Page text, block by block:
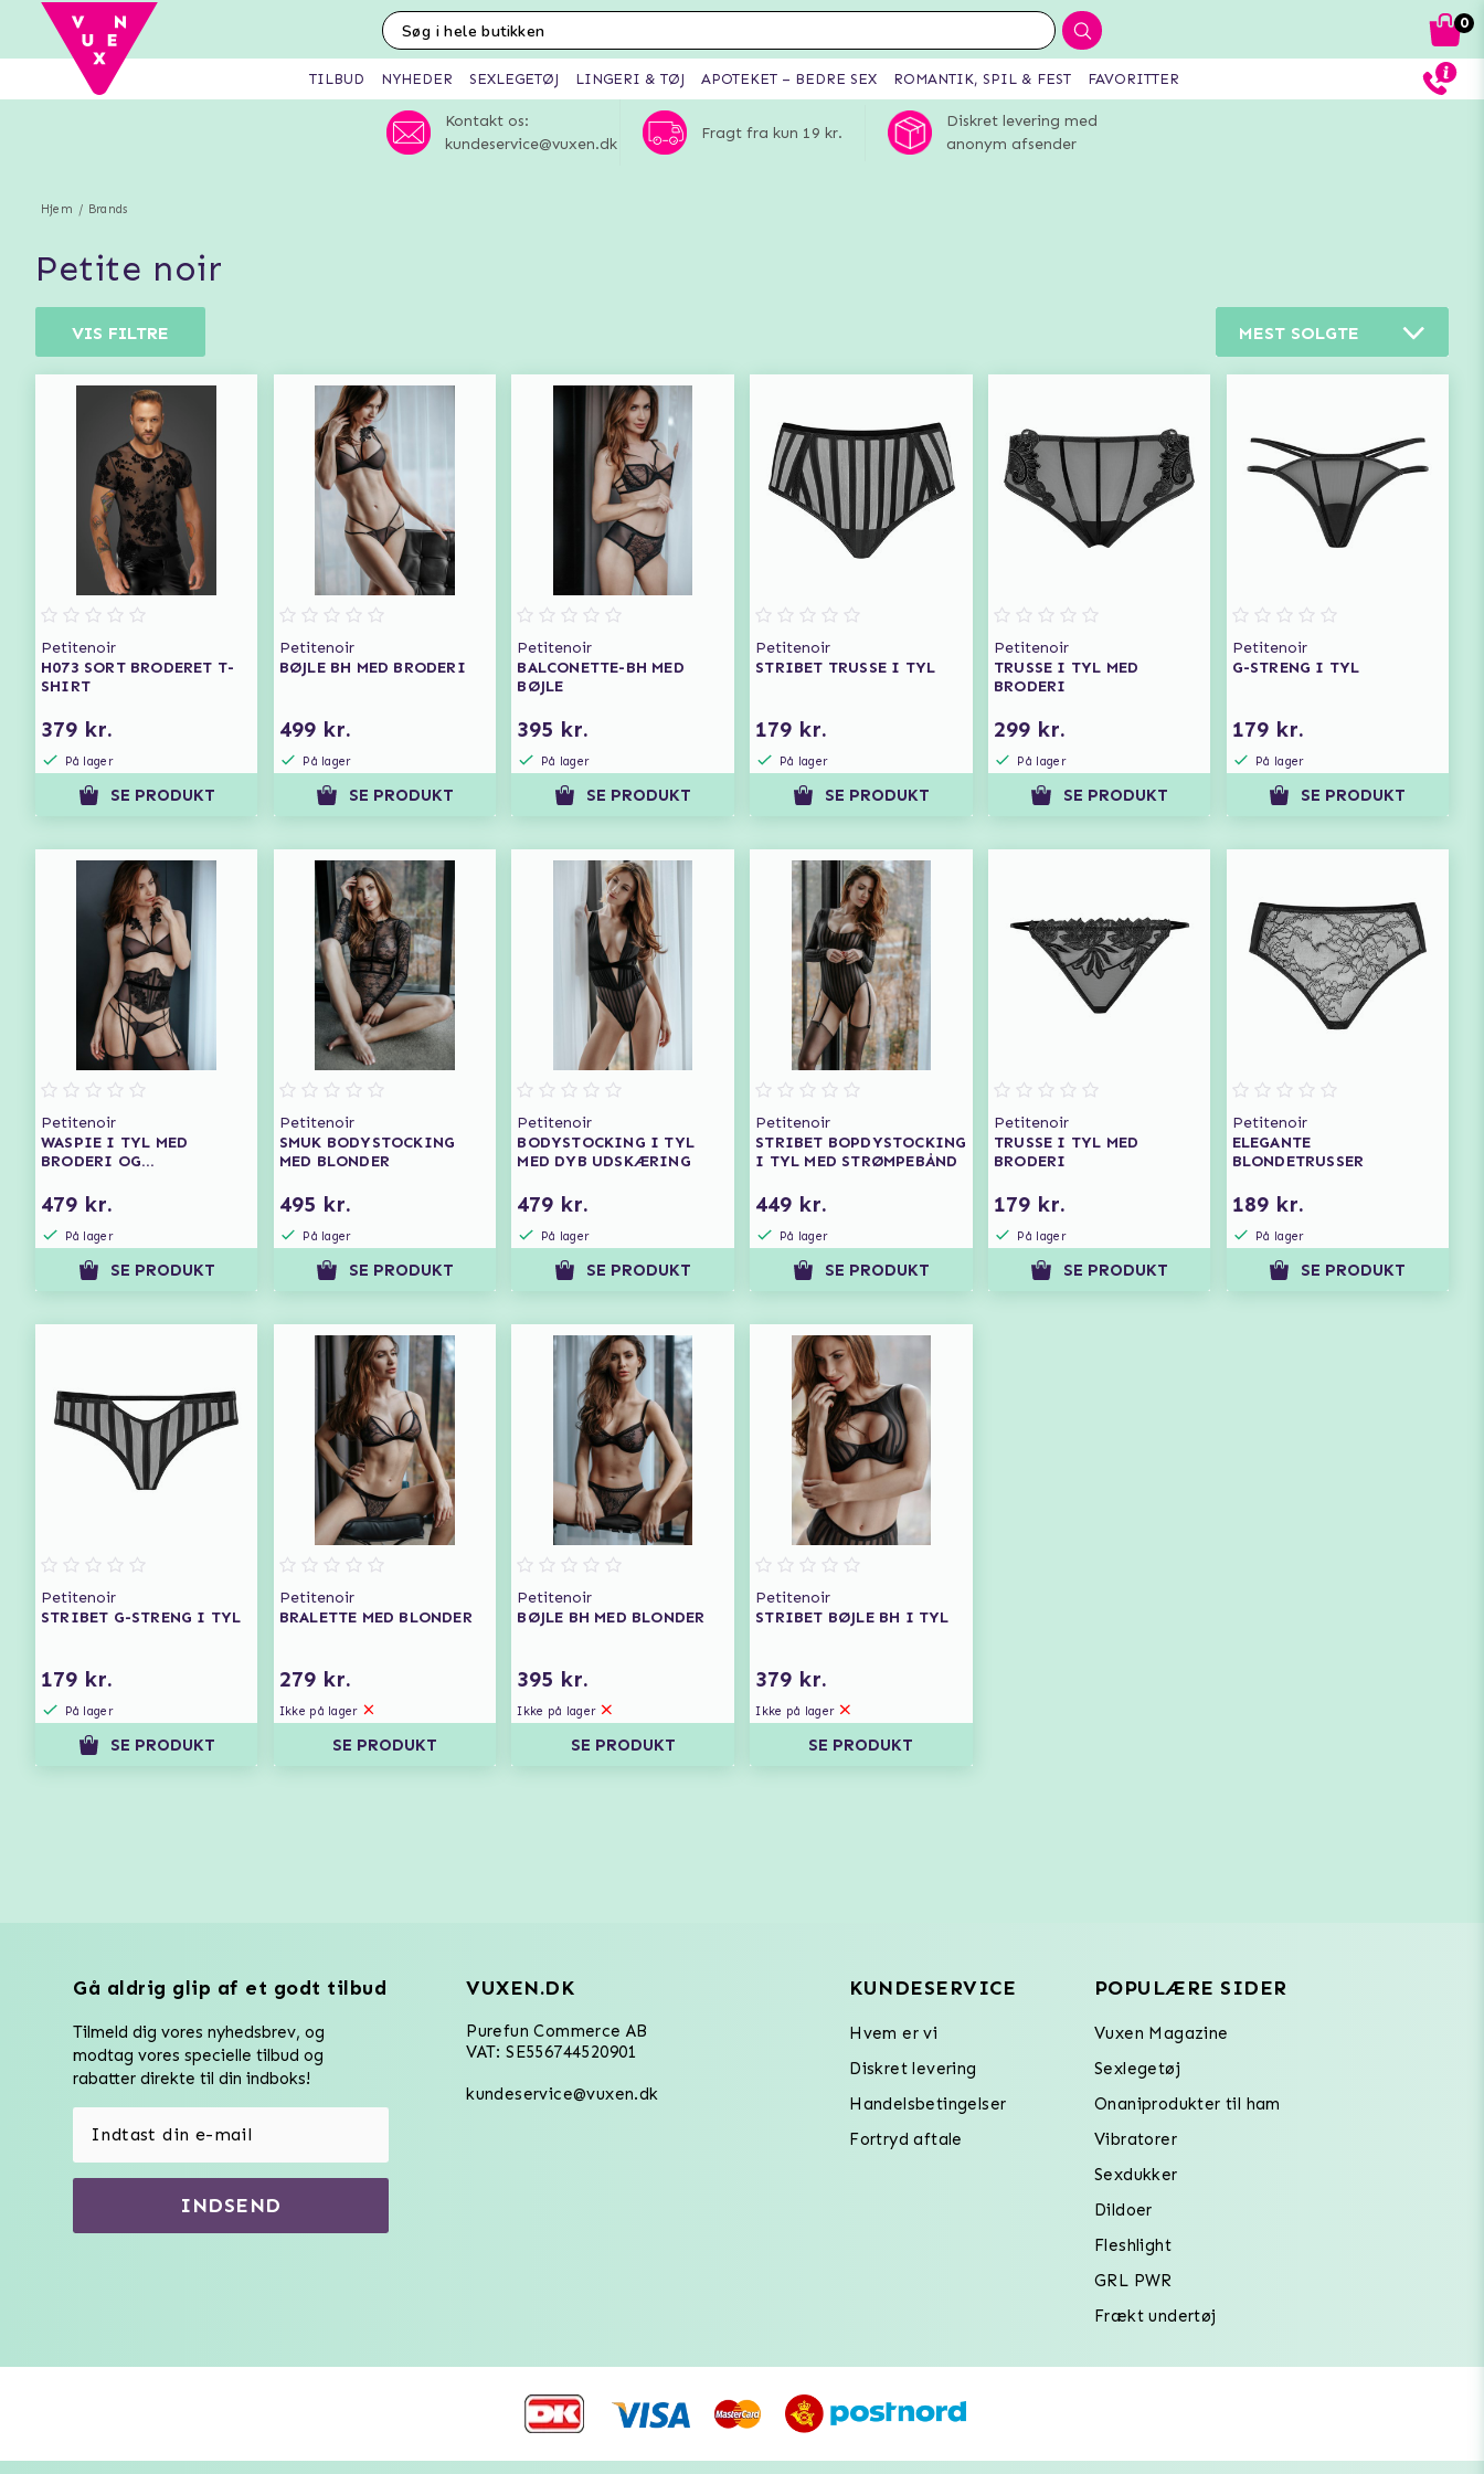
Hjem Brands
petite noir
VIS FILTRE MEST SOLGTE
Petitenoir
H073 SORT BRODERET T-
SHIRT
379 kr.
På lager
SE PRODUKT
Petitenoir
BØJLE BH MED BRODERI
499 kr.
På lager
SE PRODUKT
Petitenoir
BALCONETTE-BH MED
BØJLE
395 kr.
På lager
SE PRODUKT
Petitenoir
STRIBET TRUSSE I TYL
179 kr.
På lager
SE PRODUKT
Petitenoir
TRUSSE I TYL MED
BRODERI
299 kr.
På lager
SE PRODUKT
Petitenoir
G-STRENG I TYL
179 kr.
På lager
SE PRODUKT
Petitenoir
WASPIE I TYL MED
BRODERI OG
479 kr.
På lager
SE PRODUKT
Petitenoir
SMUK BODYSTOCKING
MED BLONDER
495 kr.
På lager
SE PRODUKT
Petitenoir
BODYSTOCKING I TYL
MED DYB UDSKÆRING
479 kr.
På lager
SE PRODUKT
Petitenoir
STRIBET BOPDYSTOCKING
I TYL MED STRØMPEBÅND
449 kr.
På lager
SE PRODUKT
Petitenoir
TRUSSE I TYL MED
BRODERI
179 kr.
På lager
SE PRODUKT
Petitenoir
ELEGANTE
BLONDETRUSSER
189 kr.
På lager
SE PRODUKT
Petitenoir
STRIBET G-STRENG I TYL
179 kr.
På lager
SE PRODUKT
Petitenoir
BRALETTE MED BLONDER
279 kr.
Ikke på lager
SE PRODUKT
Petitenoir
BØJLE BH MED BLONDER
395 kr.
Ikke på lager
SE PRODUKT
Petitenoir
STRIBET BØJLE BH I TYL
379 kr.
Ikke på lager
SE PRODUKT
0
TILBUD NYHEDER SEXLEGETØJ LINGERI & TØJ APOTEKET – BEDRE SEX ROMANTIK, SPIL & FEST FAVORITTER
Kontakt os:
kundeservice@vuxen.dk
Fragt fra kun 19 kr.
Diskret levering med
anonym afsender
Gå aldrig glip af et godt tilbud
Tilmeld dig vores nyhedsbrev, og
modtag vores specielle tilbud og
rabatter direkte til din indboks!
INDSEND
VUXEN.DK
Purefun Commerce AB
VAT: SE556744520901
kundeservice@vuxen.dk
KUNDESERVICE
Hvem er vi
Diskret levering
Handelsbetingelser
Fortryd aftale
POPULÆRE SIDER
Vuxen Magazine
Sexlegetøj
Onaniprodukter til ham
Vibratorer
Sexdukker
Dildoer
Fleshlight
GRL PWR
Frækt undertøj